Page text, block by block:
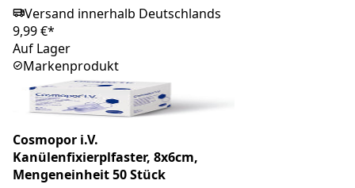
Versand innerhalb Deutschlands
9,99 €*
Auf Lager
Markenprodukt
Cosmopor i.V.
Kanülenfixierplfaster, 8x6cm,
Mengeneinheit 50 Stück